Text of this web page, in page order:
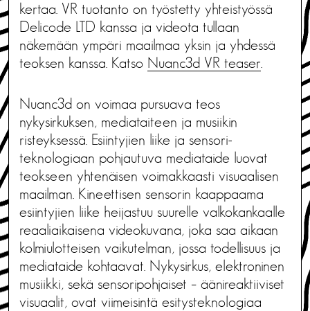
kertaa. VR tuotanto on työstetty yhteistyössä
Delicode LTD kanssa ja videota tullaan
näkemään ympäri maailmaa yksin ja yhdessä
teoksen kanssa. Katso Nuanc3d VR teaser
Nuanc3d on voimaa pursuava teos
nykysirkuksen, mediataiteen ja musiikin
risteyksessä. Esiintyjien liike ja sensori-
teknologiaan pohjautuva mediataide luovat
teokseen yhtenäisen voimakkaasti visuaalisen
maailman. Kineettisen sensorin kaappaama
esiintyjien liike heijastuu suurelle valkokankaalle
reaaliaikaisena videokuvana, joka saa aikaan
kolmiulotteisen vaikutelman, jossa todellisuus ja
mediataide kohtaavat. Nykysirkus, elektroninen
musiikki, sekä sensoripohjaiset – äänireaktiiviset
visuaalit, ovat viimeisintä esitysteknologiaa